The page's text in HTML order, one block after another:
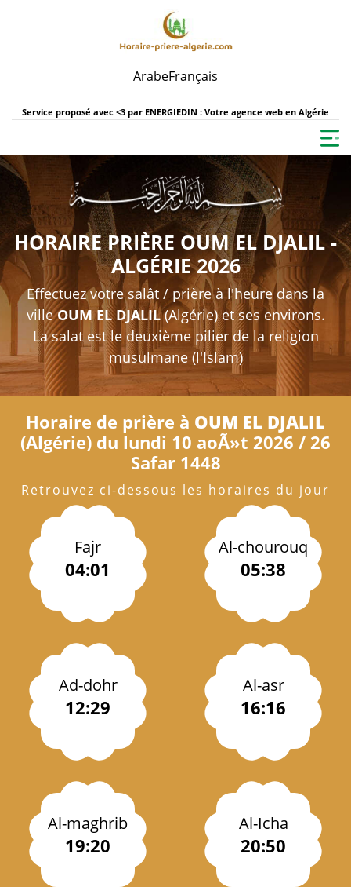
ArabeFrançais
Service proposé avec <3 par ENERGIEDIN : Votre agence web en Algérie
HORAIRE PRIÈRE OUM EL DJALIL -
ALGÉRIE 2026
Effectuez votre salât / prière à l'heure dans la
villeOUM EL DJALIL(Algérie) et ses environs.
La salat est le deuxième pilier de la religion
musulmane (l'Islam)
Horaire de prière à OUM EL DJALIL
(Algérie) du lundi 10 aoÃ»t 2026 / 26
Safar 1448
Retrouvez ci-dessous les horaires du jour
Fajr
04:01
Al-chourouq
05:38
Ad-dohr
12:29
Al-asr
16:16
Al-maghrib
19:20
Al-Icha
20:50